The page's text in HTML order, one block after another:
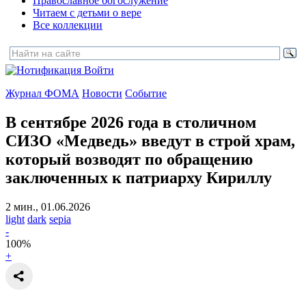
Читаем с детьми о вере
Все коллекции
Войти
Журнал ФОМА Новости Событие
В сентябре 2026 года в столичном
СИЗО «Медведь» введут в строй храм,
который возводят по обращению
заключенных к патриарху Кириллу
2 мин., 01.06.2026
light dark sepia
-
100%
+